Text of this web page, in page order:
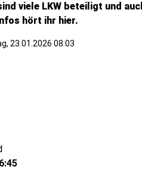
viele LKW beteiligt und
hört ihr hier.
23.01.2026 08:03